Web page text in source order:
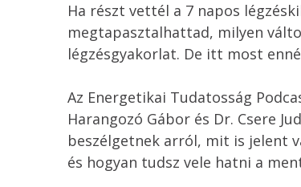
Ha részt vettél a 7 napos
megtapasztalhattad, milyen
légzésgyakorlat. De itt most
Az Energetikai Tudatosság
Harangozó Gábor és Dr. Csere
beszélgetnek arról, mit is jelent
és hogyan tudsz vele hatni a